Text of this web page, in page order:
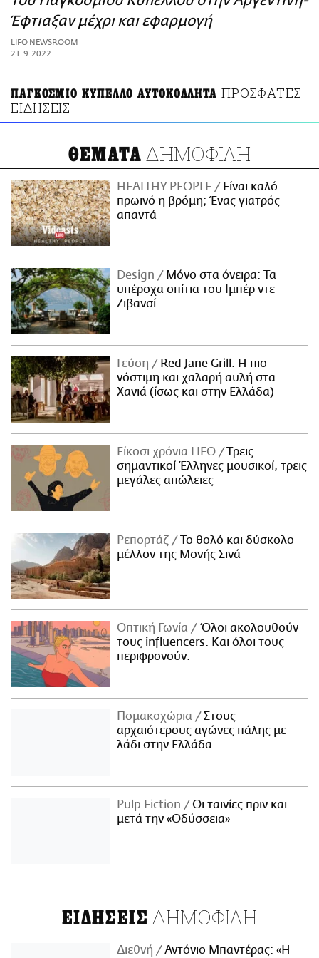
ΑΜΠΑ
PRINT
Έφτιαξαν μέχρι και εφαρμογή
LIFO NEWSROOM
21.9.2022
ΠΑΓΚΟΣΜΙΟ ΚΥΠΕΛΛΟ ΑΥΤΟΚΟΛΛΗΤΑ ΠΡΟΣΦΑΤΕΣ
ΕΙΔΗΣΕΙΣ
ΘΕΜΑΤΑ ΔΗΜΟΦΙΛΗ
HEALTHY PEOPLE
Είναι καλό
πρωινό η βρόμη; Ένας γιατρός
απαντά
Design
Μόνο στα όνειρα: Τα
υπέροχα σπίτια του Ιμπέρ ντε
Ζιβανσί
Γεύση
Red Jane Grill: Η πιο
νόστιμη και χαλαρή αυλή στα
Χανιά (ίσως και στην Ελλάδα)
Είκοσι χρόνια LIFO
Tρεις
σημαντικοί Έλληνες μουσικοί, τρεις
μεγάλες απώλειες
Ρεπορτάζ
Το θολό και δύσκολο
μέλλον της Μονής Σινά
Οπτική Γωνία
Όλοι ακολουθούν
τους influencers. Και όλοι τους
περιφρονούν.
Πομακοχώρια
Στους
αρχαιότερους αγώνες πάλης με
λάδι στην Ελλάδα
Pulp Fiction
Οι ταινίες πριν και
μετά την «Οδύσσεια»
ΕΙΔΗΣΕΙΣ ΔΗΜΟΦΙΛΗ
Διεθνή Αντόνιο Μπαντέρας: «Η